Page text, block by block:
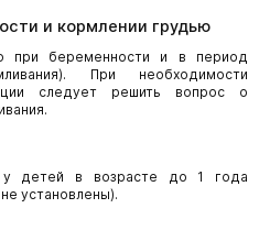
и кормлении грудью
при беременности и в период
При необходимости
следует решить вопрос о
у детей в возрасте до 1 года
установлены).